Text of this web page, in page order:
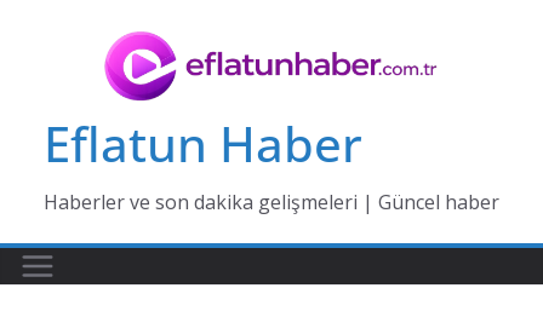
Eflatun Haber
Haberler ve son dakika gelişmeleri | Güncel haber